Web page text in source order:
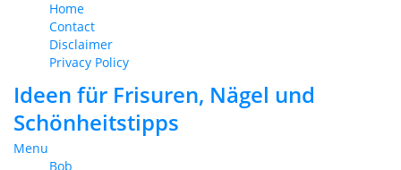
Home
Contact
Disclaimer
Privacy Policy
Ideen für Frisuren, Nägel und
Schönheitstipps
Menu
Bob